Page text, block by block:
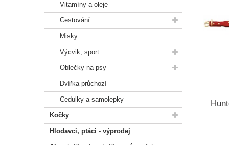
Vitamíny a oleje
Cestování
Misky
Výcvik, sport
Oblečky na psy
Dvířka průchozí
Cedulky a samolepky
Kočky
Hlodavci, ptáci - výprodej